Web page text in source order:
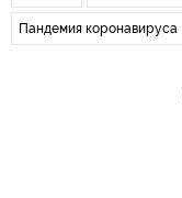
Пандемия коронавируса